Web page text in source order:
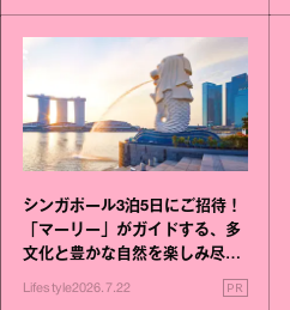
シンガポール3泊5日にご招待！
「マーリー」がガイドする、多
文化と豊かな自然を楽しみ尽く
Lifestyle2026.7.22 PR